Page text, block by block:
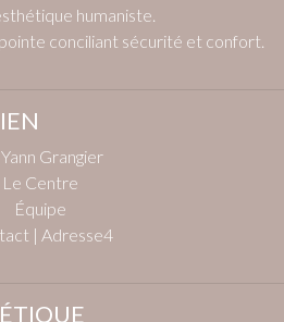
humaniste.
pointe conciliant sécurité et confort.
Grangier
Le Centre
Équipe
| Adresse4